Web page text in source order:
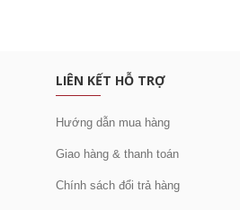
LIÊN KẾT HỖ TRỢ
Hướng dẫn mua hàng
Giao hàng & thanh toán
Chính sách đổi trả hàng